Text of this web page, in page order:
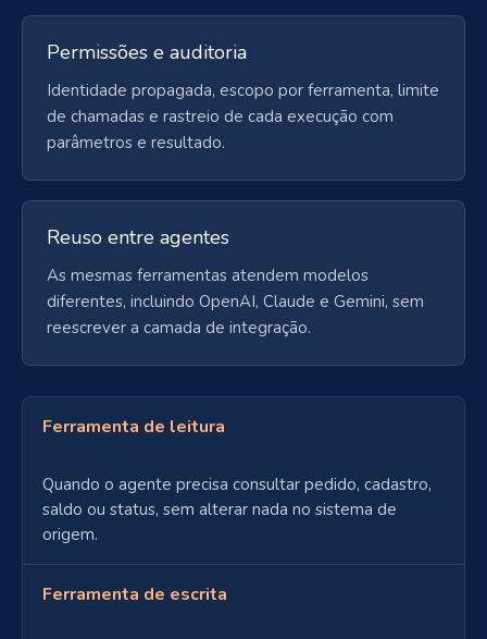
Permissões e auditoria
Identidade propagada, escopo por ferramenta, limite
de chamadas e rastreio de cada execução com
parâmetros e resultado.
Reuso entre agentes
As mesmas ferramentas atendem modelos
diferentes, incluindo OpenAI, Claude e Gemini, sem
reescrever a camada de integração.
Ferramenta de leitura
Quando o agente precisa consultar pedido, cadastro,
saldo ou status, sem alterar nada no sistema de
origem.
Ferramenta de escrita